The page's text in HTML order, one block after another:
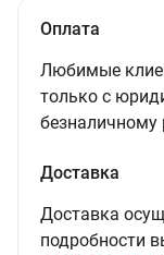
Оплата
Любимые
только с
безналичному
Доставка
Доставка
подробности